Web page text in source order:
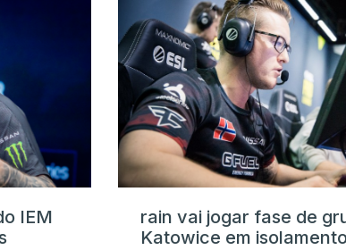
IEM
rain vai jogar fase de
Katowice em